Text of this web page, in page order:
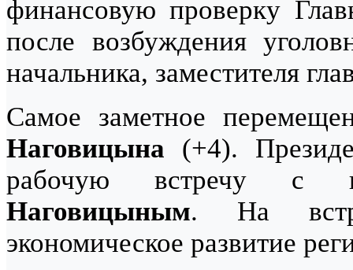
финансовую проверку
после возбуждения
начальника, заместителя
Самое заметное
Наговицына (+4).
рабочую встречу с
Наговицыным. На
экономическое развитие